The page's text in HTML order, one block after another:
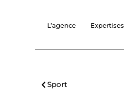
L’agence Expertises
Sport